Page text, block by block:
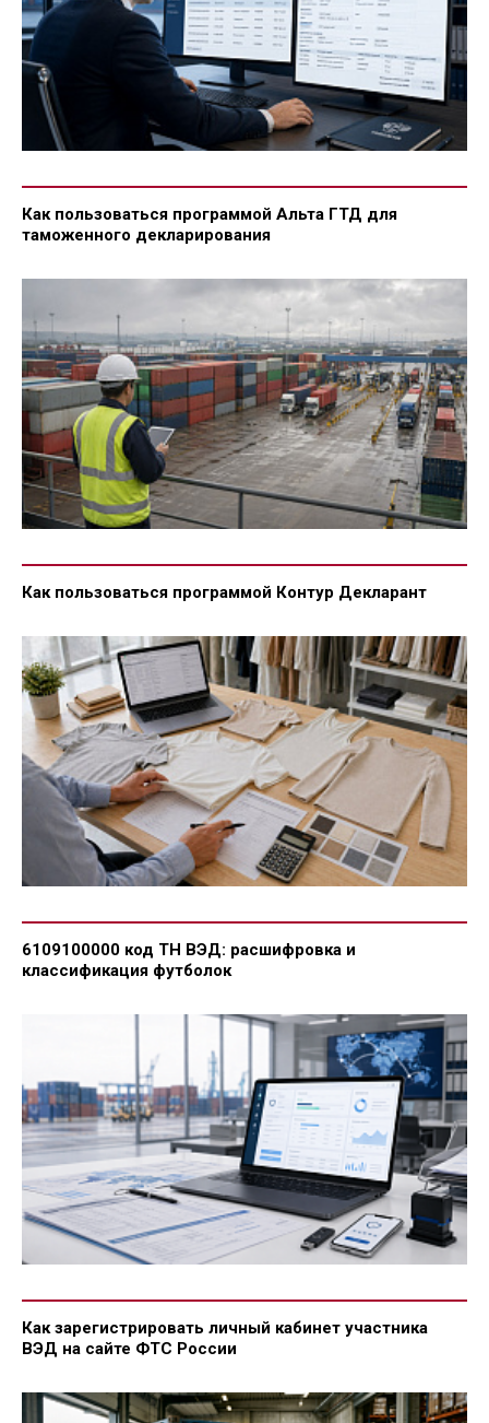
Как пользоваться программой Альта ГТД для
таможенного декларирования
Как пользоваться программой Контур Декларант
6109100000 код ТН ВЭД: расшифровка и
классификация футболок
Как зарегистрировать личный кабинет участника
ВЭД на сайте ФТС России